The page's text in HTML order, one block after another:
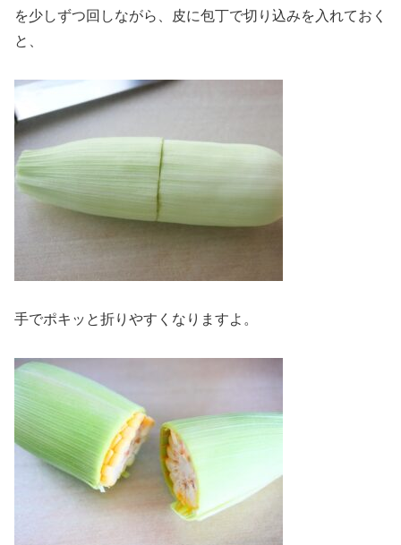
を少しずつ回しながら、皮に包丁で切り込みを入れておく
と、
手でポキッと折りやすくなりますよ。